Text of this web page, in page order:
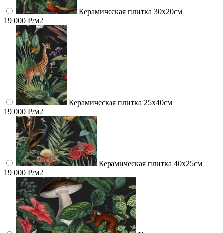
Керамическая плитка 30х20см
19 000 Р/м2
Керамическая плитка 25х40см
19 000 Р/м2
Керамическая плитка 40х25см
19 000 Р/м2